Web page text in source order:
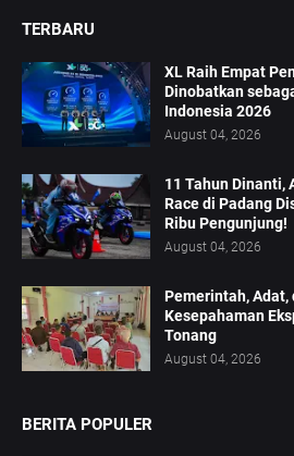
TERBARU
XL Raih Empat
Dinobatkan
Indonesia 2026
August 04, 2026
11 Tahun Dinanti,
Race di Padang
Ribu Pengunjung!
August 04, 2026
Pemerintah, Adat,
Kesepahaman
Tonang
August 04, 2026
BERITA POPULER